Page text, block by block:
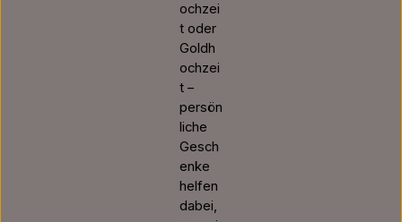
ochzei
t oder
Goldh
ochzei
t –
persön
liche
Gesch
enke
helfen
dabei,